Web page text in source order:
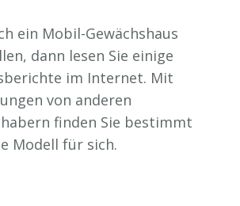
ein Mobil-Gewächshaus
dann lesen Sie einige
im Internet. Mit
von anderen
finden Sie bestimmt
Modell für sich.